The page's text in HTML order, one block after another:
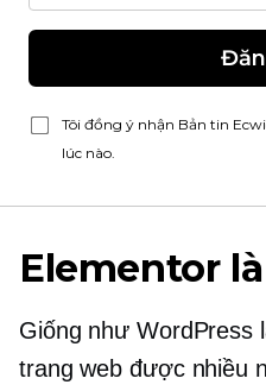
Tôi đồng ý nhận Bản tin
lúc nào.
Elementor
Giống như WordPress
trang web được nhiều